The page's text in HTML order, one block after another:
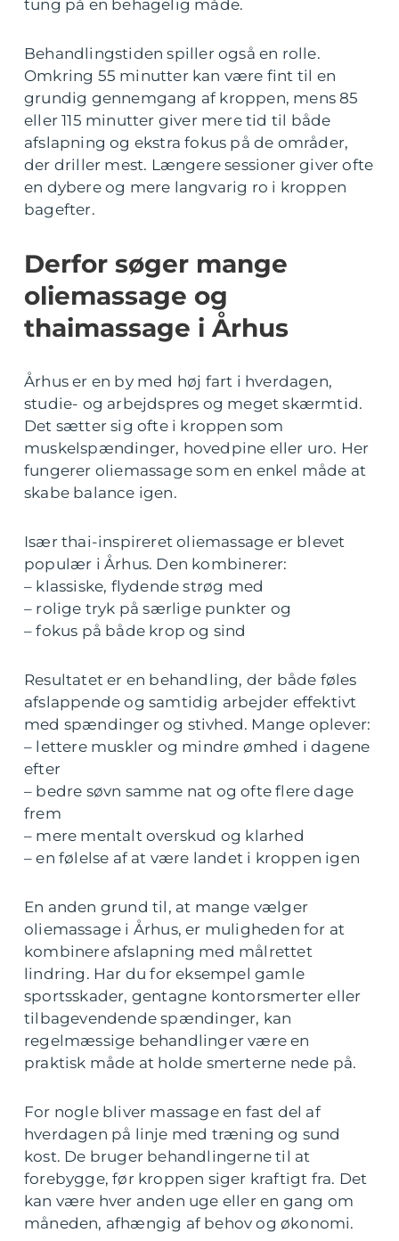
tung på en behagelig måde.
Behandlingstiden spiller også en rolle.
Omkring 55 minutter kan være fint til en
grundig gennemgang af kroppen, mens 85
eller 115 minutter giver mere tid til både
afslapning og ekstra fokus på de områder,
der driller mest. Længere sessioner giver ofte
en dybere og mere langvarig ro i kroppen
bagefter.
Derfor søger mange
oliemassage og
thaimassage i Århus
Århus er en by med høj fart i hverdagen,
studie- og arbejdspres og meget skærmtid.
Det sætter sig ofte i kroppen som
muskelspændinger, hovedpine eller uro. Her
fungerer oliemassage som en enkel måde at
skabe balance igen.
Især thai-inspireret oliemassage er blevet
populær i Århus. Den kombinerer:
– klassiske, flydende strøg med
– rolige tryk på særlige punkter og
– fokus på både krop og sind
Resultatet er en behandling, der både føles
afslappende og samtidig arbejder effektivt
med spændinger og stivhed. Mange oplever:
– lettere muskler og mindre ømhed i dagene
efter
– bedre søvn samme nat og ofte flere dage
frem
– mere mentalt overskud og klarhed
– en følelse af at være landet i kroppen igen
En anden grund til, at mange vælger
oliemassage i Århus, er muligheden for at
kombinere afslapning med målrettet
lindring. Har du for eksempel gamle
sportsskader, gentagne kontorsmerter eller
tilbagevendende spændinger, kan
regelmæssige behandlinger være en
praktisk måde at holde smerterne nede på.
For nogle bliver massage en fast del af
hverdagen på linje med træning og sund
kost. De bruger behandlingerne til at
forebygge, før kroppen siger kraftigt fra. Det
kan være hver anden uge eller en gang om
måneden, afhængig af behov og økonomi.